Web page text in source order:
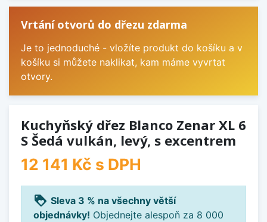
Vrtání otvorů do dřezu zdarma
Je to jednoduché - vložíte produkt do košíku a v
košíku si můžete naklikat, kam máme vyvrtat
otvory.
Kuchyňský dřez Blanco Zenar XL 6
S Šedá vulkán, levý, s excentrem
12 141 Kč s DPH
loyalty Sleva 3 % na všechny větší
objednávky! Objednejte alespoň za 8 000